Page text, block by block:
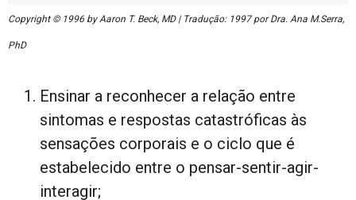
Copyright © 1996 by Aaron T. Beck, MD | Tradução: 1997 por Dra. Ana M.Serra,
PhD
Ensinar a reconhecer a relação entre
sintomas e respostas catastróficas às
sensações corporais e o ciclo que é
estabelecido entre o pensar-sentir-agir-
interagir;